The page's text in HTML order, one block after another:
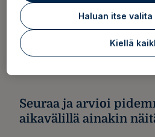
TULE-oireista ja-
sairauspoissaoloja
työkykyneuvottelujen
Seuraa ja arvioi
aikavälillä ainakin
Haluan itse
Kiellä